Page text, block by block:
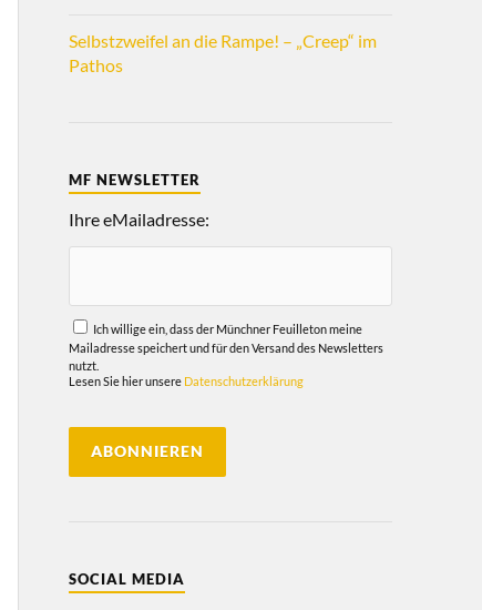
Selbstzweifel an die Rampe! – „Creep“ im
Pathos
MF NEWSLETTER
Ihre eMailadresse:
Ich willige ein, dass der Münchner Feuilleton meine
Mailadresse speichert und für den Versand des Newsletters
nutzt.
Lesen Sie hier unsere Datenschutzerklärung
SOCIAL MEDIA